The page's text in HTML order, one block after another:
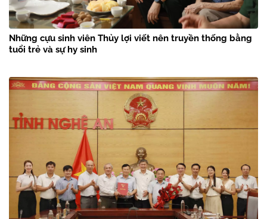
Những cựu sinh viên Thủy lợi viết nên truyền thống bằng
tuổi trẻ và sự hy sinh